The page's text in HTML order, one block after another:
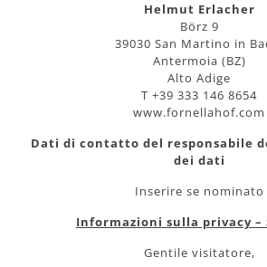
Helmut Erlacher
Börz 9
39030 San Martino in
Antermoia (BZ)
Alto Adige
T +39 333 146 8654
www.fornellahof.com
Dati di contatto del responsabile
dei dati
Inserire se nominato
Informazioni sulla privacy –
Gentile visitatore,